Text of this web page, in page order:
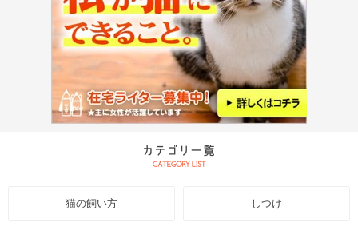
猫の飼い方 しつけ